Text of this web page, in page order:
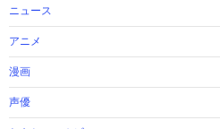
ニュース
アニメ
漫画
声優